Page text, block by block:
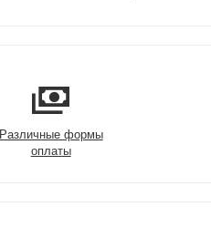
Различные формы
оплаты